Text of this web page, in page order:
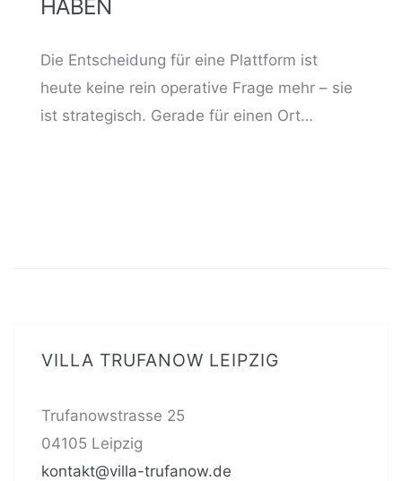
HABEN
Die Entscheidung für eine Plattform ist
heute keine rein operative Frage mehr – sie
ist strategisch. Gerade für einen Ort…
VILLA TRUFANOW LEIPZIG
Trufanowstrasse 25
04105 Leipzig
kontakt@villa-trufanow.de